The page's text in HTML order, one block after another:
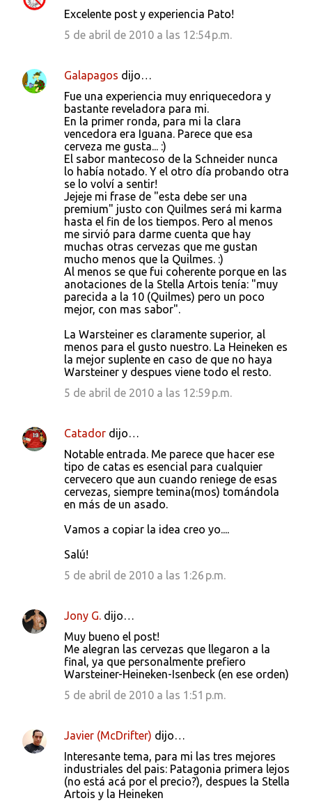
n
Excelente post y experiencia Pato!
5 de abril de 2010 a las 12:54 p.m.
Galapagos dijo…
Fue una experiencia muy enriquecedora y
bastante reveladora para mi.
En la primer ronda, para mi la clara
vencedora era Iguana. Parece que esa
cerveza me gusta... :)
El sabor mantecoso de la Schneider nunca
lo había notado. Y el otro día probando otra
se lo volví a sentir!
Jejeje mi frase de "esta debe ser una
premium" justo con Quilmes será mi karma
hasta el fin de los tiempos. Pero al menos
me sirvió para darme cuenta que hay
muchas otras cervezas que me gustan
mucho menos que la Quilmes. :)
Al menos se que fui coherente porque en las
anotaciones de la Stella Artois tenía: "muy
parecida a la 10 (Quilmes) pero un poco
mejor, con mas sabor".
La Warsteiner es claramente superior, al
menos para el gusto nuestro. La Heineken es
la mejor suplente en caso de que no haya
Warsteiner y despues viene todo el resto.
5 de abril de 2010 a las 12:59 p.m.
Catador dijo…
Notable entrada. Me parece que hacer ese
tipo de catas es esencial para cualquier
cervecero que aun cuando reniege de esas
cervezas, siempre temina(mos) tomándola
en más de un asado.
Vamos a copiar la idea creo yo....
Salú!
5 de abril de 2010 a las 1:26 p.m.
Jony G. dijo…
Muy bueno el post!
Me alegran las cervezas que llegaron a la
final, ya que personalmente prefiero
Warsteiner-Heineken-Isenbeck (en ese orden)
5 de abril de 2010 a las 1:51 p.m.
Javier (McDrifter) dijo…
Interesante tema, para mi las tres mejores
industriales del pais: Patagonia primera lejos
(no está acá por el precio?), despues la Stella
Artois y la Heineken